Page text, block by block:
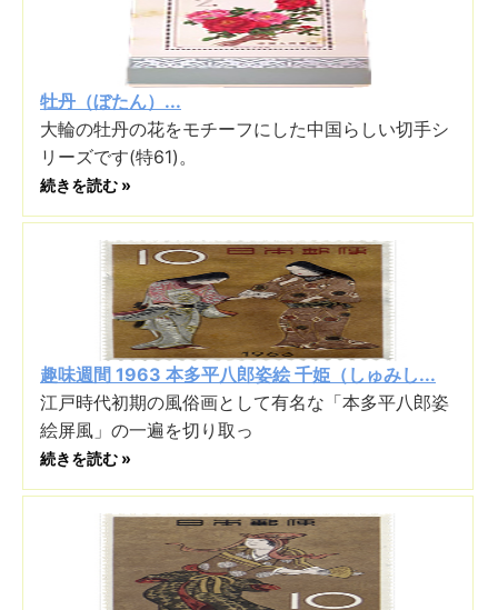
牡丹（ぼたん）...
大輪の牡丹の花をモチーフにした中国らしい切手シ
リーズです(特61)。
続きを読む »
趣味週間 1963 本多平八郎姿絵 千姫（しゅみし...
江戸時代初期の風俗画として有名な「本多平八郎姿
絵屏風」の一遍を切り取っ
続きを読む »